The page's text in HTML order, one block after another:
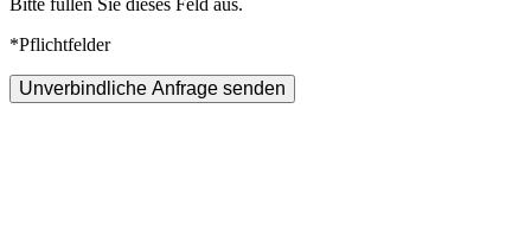
*Pflichtfelder
Unverbindliche Anfrage senden